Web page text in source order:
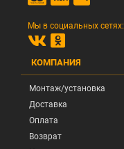
Мы в социальных сетях:
КОМПАНИЯ
Монтаж/установка
Доставка
Оплата
Возврат